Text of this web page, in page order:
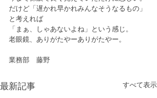
だけど「遅かれ早かれみんなそうなるもの」
と考えれば
「まぁ、しゃあないよね」という感じ。
老眼鏡、ありがたやーありがたやー。
業務部　藤野
最新記事 すべて表示